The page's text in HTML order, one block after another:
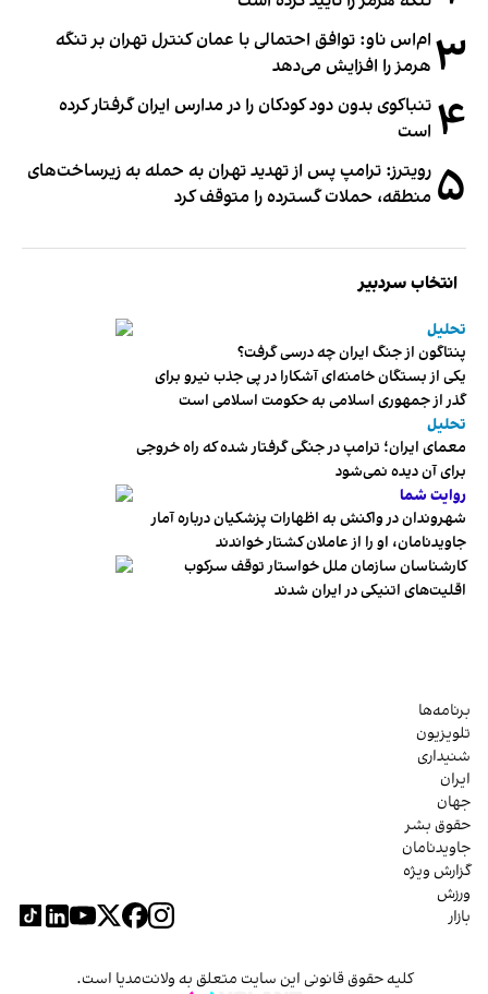
۳ ام‌اس ناو: توافق احتمالی با عمان کنترل تهران بر تنگه
هرمز را افزایش می‌دهد
۴ تنباکوی بدون دود کودکان را در مدارس ایران گرفتار کرده
است
۵ رویترز: ترامپ پس از تهدید تهران به حمله به زیرساخت‌های
منطقه، حملات گسترده را متوقف کرد
انتخاب سردبیر
تحلیل
پنتاگون از جنگ ایران چه درسی گرفت؟
یکی از بستگان خامنه‌ای آشکارا در پی جذب نیرو برای
گذر از جمهوری اسلامی به حکومت اسلامی است
تحلیل
معمای ایران؛ ترامپ در جنگی گرفتار شده که راه خروجی
برای آن دیده نمی‌شود
روایت شما
شهروندان در واکنش به اظهارات پزشکیان درباره آمار
جاویدنامان، او را از عاملان کشتار خواندند
کارشناسان سازمان ملل خواستار توقف سرکوب
اقلیت‌های اتنیکی در ایران شدند
برنامه‌ها
تلویزیون
شنیداری
ایران
جهان
حقوق بشر
جاویدنامان
گزارش ویژه
ورزش
بازار
کلیه حقوق قانونی این سایت متعلق به ولانت‌مدیا است.